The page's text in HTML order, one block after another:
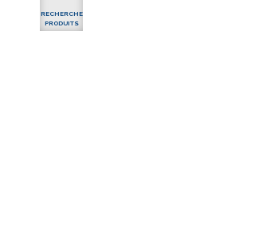
RECHERCHE
PRODUITS